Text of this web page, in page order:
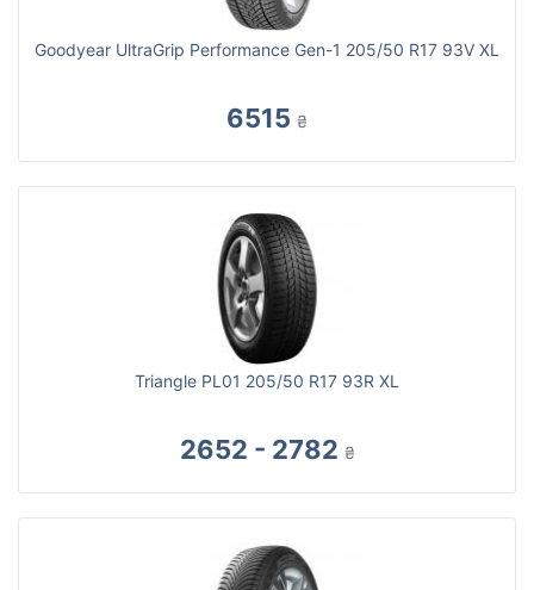
Goodyear UltraGrip Performance Gen-1 205/50 R17 93V XL
6515 ₴
Triangle PL01 205/50 R17 93R XL
2652 - 2782 ₴